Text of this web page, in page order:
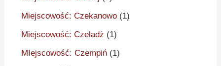
Miejscowość: Czekanowo (1)
Miejscowość: Czeladż (1)
MIejscowość: Czempiń (1)